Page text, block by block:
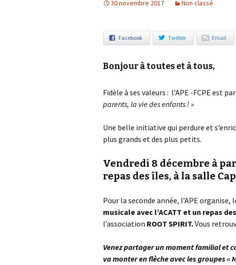
responsable
30 novembre 2017 Non classé
Facebook Twitter Email
Bonjour à toutes et à tous,
Fidèle à ses valeurs : l’APE -FCPE est
parents, la vie des enfants ! »
Une belle initiative qui perdure et
plus grands et des plus petits.
Vendredi 8 décembre à
repas des îles, à la salle
Pour la seconde année, l’APE organise,
musicale avec l’ACATT et un repas
l’association ROOT SPIRIT.Vous
Venez partager un moment familial et
va monter en flèche avec les groupes «